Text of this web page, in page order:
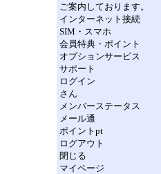
ご案内しております。
インターネット接続
SIM・スマホ
会員特典・ポイント
オプションサービス
サポート
ログイン
さん
メンバーステータス
メール通
ポイントpt
ログアウト
閉じる
マイページ